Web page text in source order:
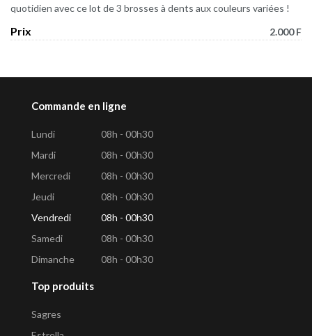
quotidien avec ce lot de 3 brosses à dents aux couleurs variées !
Prix 2.000 F
Commande en ligne
Lundi
08h - 00h30
Mardi
08h - 00h30
Mercredi
08h - 00h30
Jeudi
08h - 00h30
Vendredi
08h - 00h30
Samedi
08h - 00h30
Dimanche
08h - 00h30
Top produits
Sagres